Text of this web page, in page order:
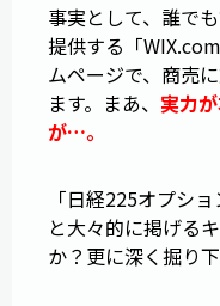
事実として、誰で
提供する「
ムページで、商売
ます。まあ、 実力
が…。
「日経225オプシ
と大々的に掲げる
か？更に深く掘り